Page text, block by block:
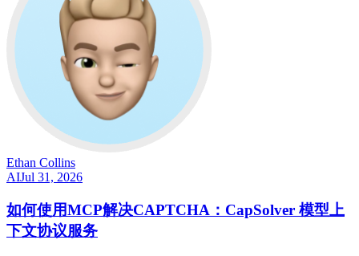
Ethan Collins
AIJul 31, 2026
如何使用MCP解决CAPTCHA：CapSolver 模型上
下文协议服务